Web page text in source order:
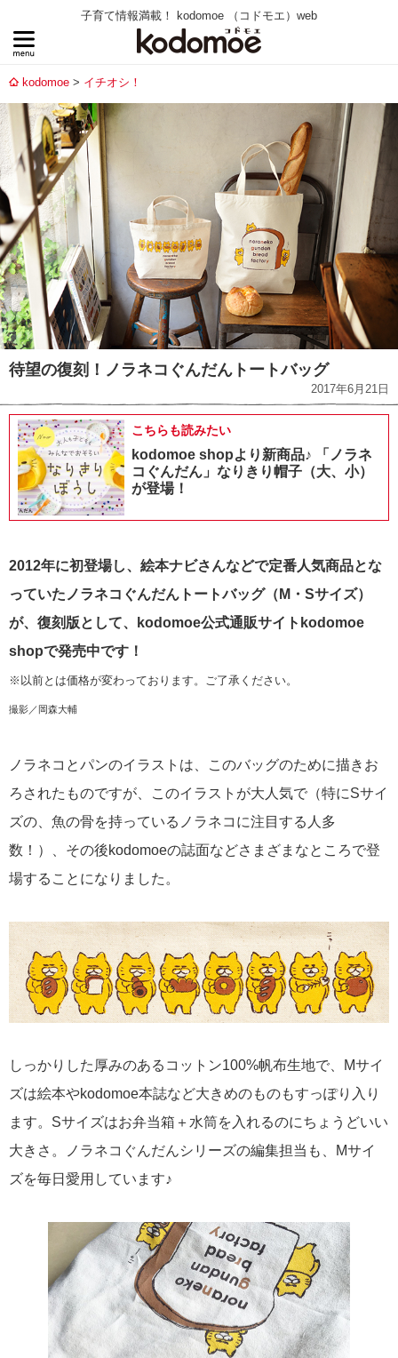
子育て情報満載！ kodomoe （コドモエ）web
kodomoe イチオシ！
待望の復刻！ノラネコぐんだんトートバッグ
2017年6月21日
こちらも読みたい
kodomoe shopより新商品♪ 「ノラネ
コぐんだん」なりきり帽子（大、小）
が登場！
2012年に初登場し、絵本ナビさんなどで定番人気商品とな
っていたノラネコぐんだんトートバッグ（M・Sサイズ）
が、復刻版として、kodomoe公式通販サイトkodomoe
shopで発売中です！
※以前とは価格が変わっております。ご了承ください。
撮影／岡森大輔
ノラネコとパンのイラストは、このバッグのために描きお
ろされたものですが、このイラストが大人気で（特にSサイ
ズの、魚の骨を持っているノラネコに注目する人多
数！）、その後kodomoeの誌面などさまざまなところで登
場することになりました。
しっかりした厚みのあるコットン100%帆布生地で、Mサイ
ズは絵本やkodomoe本誌など大きめのものもすっぽり入り
ます。Sサイズはお弁当箱＋水筒を入れるのにちょうどいい
大きさ。ノラネコぐんだんシリーズの編集担当も、Mサイ
ズを毎日愛用しています♪